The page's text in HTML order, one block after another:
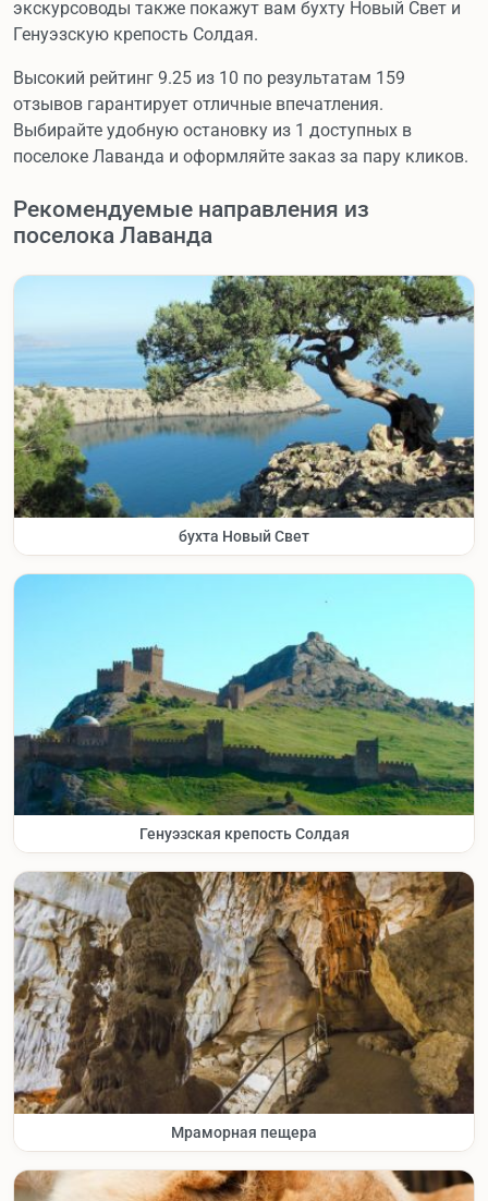
экскурсоводы также покажут вам бухту Новый Свет и
Генуэзскую крепость Солдая.
Высокий рейтинг 9.25 из 10 по результатам 159
отзывов гарантирует отличные впечатления.
Выбирайте удобную остановку из 1 доступных в
поселоке Лаванда и оформляйте заказ за пару кликов.
Рекомендуемые направления из
поселока Лаванда
бухта Новый Свет
Генуэзская крепость Солдая
Мраморная пещера